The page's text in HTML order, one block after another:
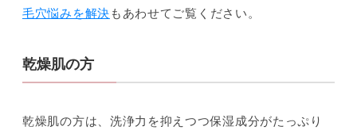
毛穴悩みを解決 もあわせてご覧ください。
乾燥肌の方
乾燥肌の方は、洗浄力を抑えつつ保湿成分がたっぷり